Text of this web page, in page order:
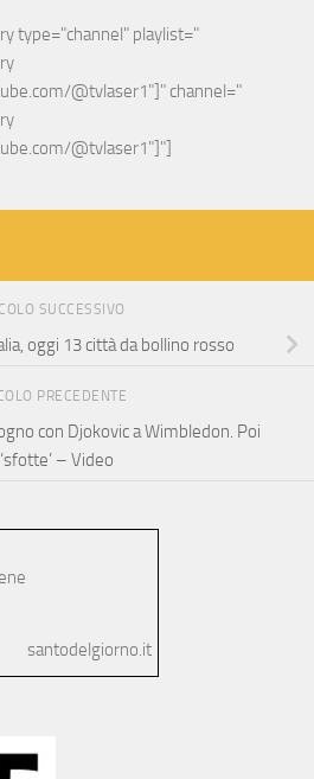
type="channel" playlist="
@tvlaser1"]" channel="
@tvlaser1"]"]
SUCCESSIVO
oggi 13 città da bollino rosso
PRECEDENTE
con Djokovic a Wimbledon. Poi
– Video
santodelgiorno.it